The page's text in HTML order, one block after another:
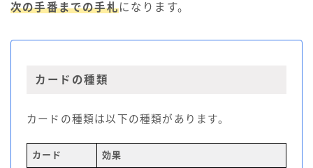
次の手番までの手札になります。
カードの種類
カードの種類は以下の種類があります。
カード 効果